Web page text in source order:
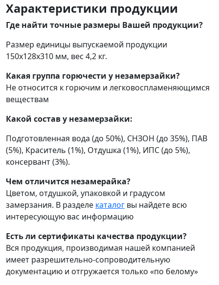
Характеристики продукции
Где найти точные размеры Вашей продукции?
Размер единицы выпускаемой продукции
150x128x310 мм, вес 4,2 кг.
Какая группа горючести у незамерзайки?
Не относится к горючим и легковоспламеняющимся
веществам
Какой состав у незамерзайки:
Подготовленная вода (до 50%), СНЗОН (до 35%), ПАВ
(5%), Краситель (1%), Отдушка (1%), ИПС (до 5%),
консервант (3%).
Чем отличится незамерайка?
Цветом, отдушкой, упаковкой и градусом
замерзания. В разделе каталог вы найдете всю
интересующую вас информацию
Есть ли сертификаты качества продукции?
Вся продукция, производимая нашей компанией
имеет разрешительно-сопроводительную
документацию и отгружается только «по белому»